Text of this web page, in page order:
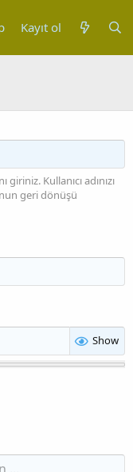
Kayıt ol
Kullanıcı adınızı
geri dönüşü
Show